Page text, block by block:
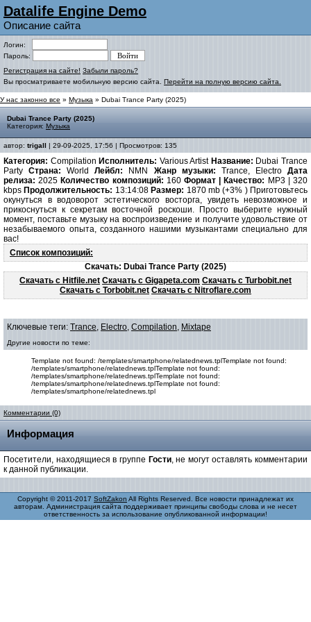
Datalife Engine Demo
Описание сайта
Логин:
Пароль:
Регистрация на сайте! Забыли пароль?
Вы просматриваете мобильную версию сайта. Перейти на полную версию сайта.
У нас законно все » Музыка » Dubai Trance Party (2025)
Dubai Trance Party (2025)
Категория: Музыка
автор: trigall | 29-09-2025, 17:56 | Просмотров: 135
Категория: Compilation Исполнитель: Various Artist Название: Dubai Trance
PartyСтрана: WorldЛейбл: NMN Жанр музыки: Trance, ElectroДата
релиза: 2025 Количество композиций: 160Формат | Качество: MP3 | 320
kbps Продолжительность: 13:14:08 Размер: 1870 mb (+3% ) Приготовьтесь
окунуться в водоворот эстетического восторга, увидеть невозможное и
прикоснуться к секретам восточной роскоши. Просто выберите нужный
момент, поставьте музыку на воспроизведение и получите удовольствие от
незабываемого опыта, созданного нашими музыкантами специально для
вас!
Список композиций:
Скачать: Dubai Trance Party (2025)
Скачать с Hitfile.net Скачать с Gigapeta.com Скачать с Turbobit.net
Скачать с Torbobit.net Скачать с Nitroflare.com
Ключевые теги: Trance, Electro, Compilation, Mixtape
Другие новости по теме:
Template not found: /templates/smartphone/relatednews.tplTemplate not found:
/templates/smartphone/relatednews.tplTemplate not found:
/templates/smartphone/relatednews.tplTemplate not found:
/templates/smartphone/relatednews.tplTemplate not found:
/templates/smartphone/relatednews.tpl
Комментарии (0)
Информация
Посетители, находящиеся в группе Гости, не могут оставлять комментарии
к данной публикации.
Copyright © 2011-2017 SoftZakon All Rights Reserved. Все новости принадлежат их
авторам. Администрация сайта поддерживает принципы свободы слова и не несет
ответственность за использование опубликованной информации!